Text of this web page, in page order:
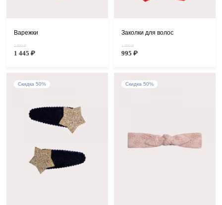
Варежки
2 890 ₽
1 445 ₽
Заколки для волос
1 990 ₽
995 ₽
Скидка 50% Скидка 50%